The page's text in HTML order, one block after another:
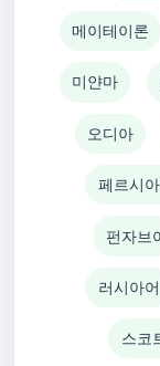
메이테이론
미얀마
오디아
페르시
펀자브
러시아어
스코